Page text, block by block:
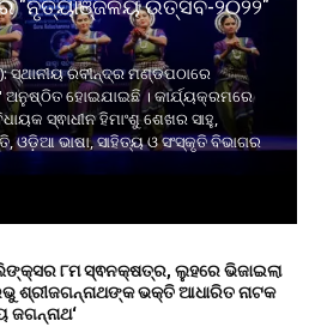
"ନୃତ୍ୟାଞ୍ଜଳୟ ଉତ୍ସବ-୨୦୨୨"
ରବୀନ୍ଦ୍ର ମଣ୍ଡପଠାରେ
ଅନୁଷ୍ଠିତ ହୋଇଯାଇଛି । କାର୍ଯ୍ୟକ୍ରମରେ
ସ୍ଵାଧୀନ ହିମାଂଶୁ ଶେଖର ସାହୁ,
ଓଡ଼ିଆ ଭାଷା, ସାହିତ୍ୟ ଓ ସଂସ୍କୃତି ବିଭାଗର
୮ମ ସ୍ଵନକ୍ଷତ୍ର, ଲୁହରେ ଭିଜାଇଲା
ଶ୍ରୀଜଗନ୍ନାଥଙ୍କ ଭକ୍ତି ଆଧାରିତ ନାଟକ
ଜଗନ୍ନାଥ‘